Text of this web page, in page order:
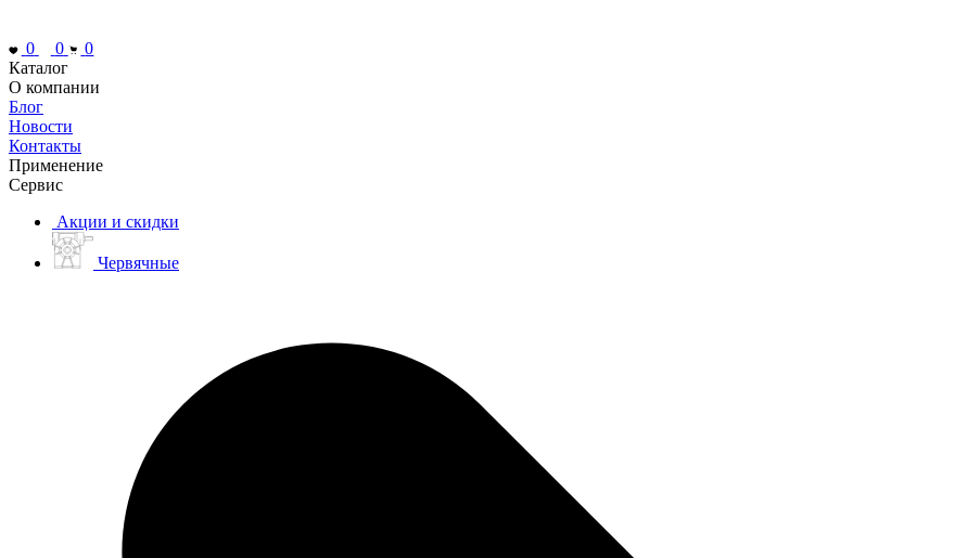
0 0
0
Каталог
О компании
Блог
Новости
Контакты
Применение
Сервис
Акции и скидки
Червячные